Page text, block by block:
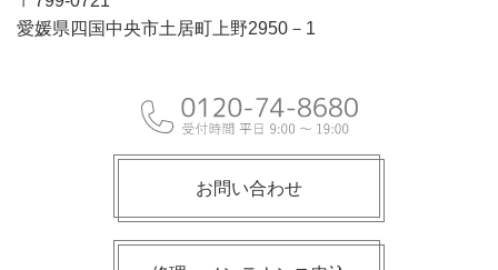
愛媛県四国中央市土居町上野2950－1
お問い合わせ